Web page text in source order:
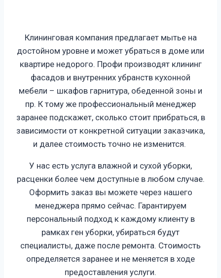
Клининговая компания предлагает мытье на
достойном уровне и может убраться в доме или
квартире недорого. Профи производят клининг
фасадов и внутренних убранств кухонной
мебели – шкафов гарнитура, обеденной зоны и
пр. К тому же профессиональный менеджер
заранее подскажет, сколько стоит прибраться, в
зависимости от конкретной ситуации заказчика,
и далее стоимость точно не изменится.
У нас есть услуга влажной и сухой уборки,
расценки более чем доступные в любом случае.
Оформить заказ вы можете через нашего
менеджера прямо сейчас. Гарантируем
персональный подход к каждому клиенту в
рамках ген уборки, убираться будут
специалисты, даже после ремонта. Стоимость
определяется заранее и не меняется в ходе
предоставления услуги.